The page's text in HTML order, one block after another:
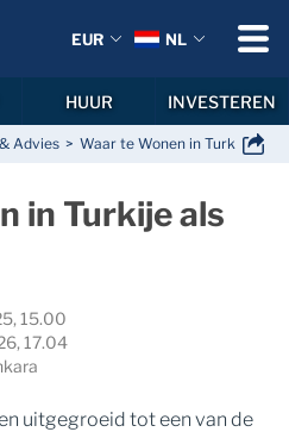
Advies Waar te Wonen in Turkije als
in Turkije als
15.00
17.04
uitgegroeid tot een van de
EUR NL
HUUR INVESTEREN